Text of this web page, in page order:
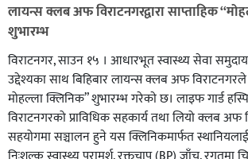
लायन्स क्लब अफ विराटनगरद्वारा साप्ताहिक
शुभारम्भ
विराटनगर, साउन १५ । आधारभूत स्वास्थ्य सेवा
उद्देश्यका साथ बिहिबार लायन्स क्लब अफ विराटनगरले
मोहल्ला क्लिनिक” शुभारम्भ गरेकाे छ। लाइफ गार्ड
विराटनगरको प्राविधिक सहकार्य तथा लियो क्लब अफ
सहयोगमा सञ्चालन हुने यस क्लिनिकमार्फत